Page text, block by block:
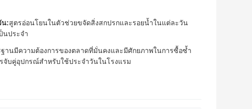
น:สูตรอ่อนโยนในตัวช่วยขจัดสิ่งสกปรกและรอยน้ำในแต่ละวัน
นประจำ
านมีความต้องการของตลาดที่มั่นคงและมีศักยภาพในการซื้อซ้ำ
จับคู่อุปกรณ์สำหรับใช้ประจำวันในโรงแรม